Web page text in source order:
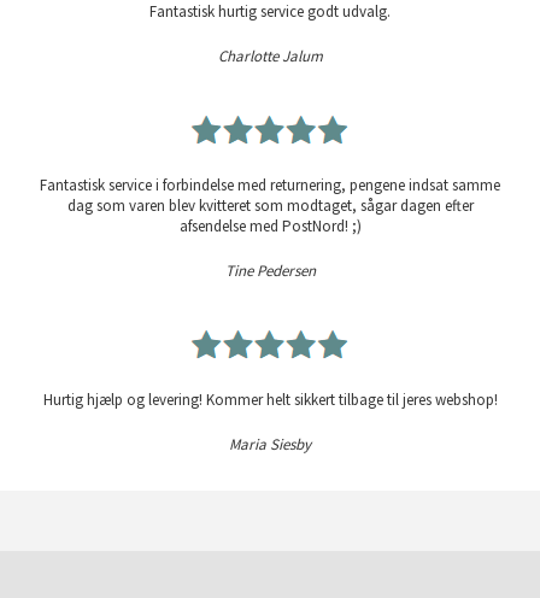
Fantastisk hurtig service godt udvalg.
Charlotte Jalum
Fantastisk service i forbindelse med returnering, pengene indsat samme
dag som varen blev kvitteret som modtaget, sågar dagen efter
afsendelse med PostNord! ;)
Tine Pedersen
Hurtig hjælp og levering! Kommer helt sikkert tilbage til jeres webshop!
Maria Siesby